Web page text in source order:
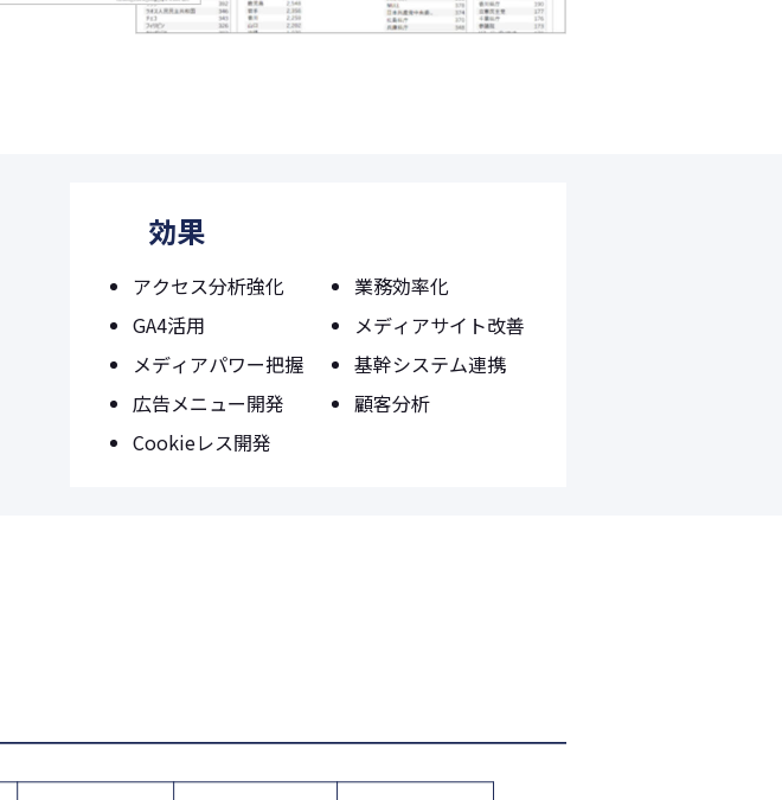
効果
アクセス分析強化
GA4活用
メディアパワー把握
広告メニュー開発
Cookieレス開発
業務効率化
メディアサイト改善
基幹システム連携
顧客分析